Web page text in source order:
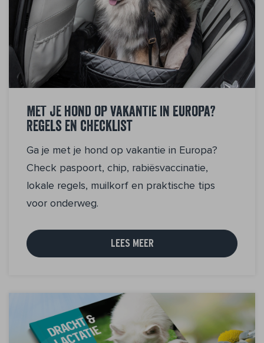
Met je hond op vakantie in Europa?
Regels en checklist
Ga je met je hond op vakantie in Europa?
Check paspoort, chip, rabiësvaccinatie,
lokale regels, muilkorf en praktische tips
voor onderweg.
LEES MEER